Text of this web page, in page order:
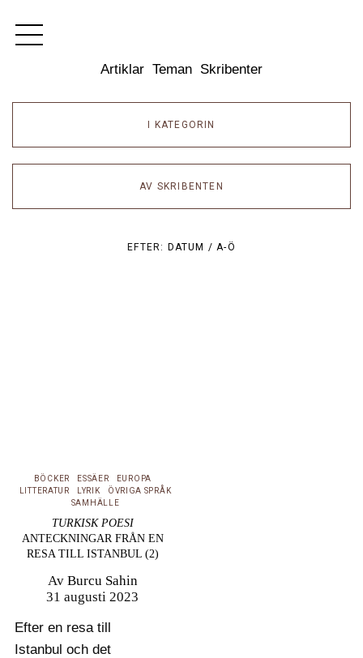
Artiklar Teman Skribenter
I KATEGORIN
AV SKRIBENTEN
EFTER: DATUM /A-Ö
BÖCKER ESSÄER
EUROPA
LITTERATUR
LYRIK
ÖVRIGA SPRÅK
SAMHÄLLE
TURKISK POESI
ANTECKNINGAR FRÅN EN
RESA TILL ISTANBUL (2)
Av Burcu Sahin
31 augusti 2023
Efter en resa till
Istanbul och det